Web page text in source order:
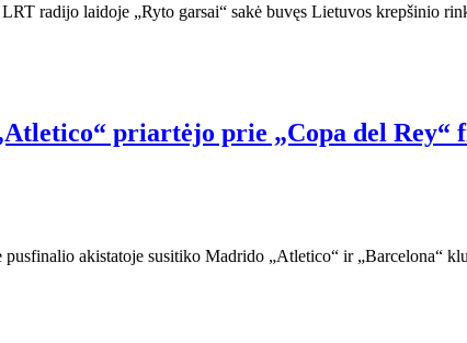
radijo laidoje „Ryto garsai“ sakė buvęs Lietuvos krepšinio
priartėjo prie „Copa del Rey“
akistatoje susitiko Madrido „Atletico“ ir „Barcelona“